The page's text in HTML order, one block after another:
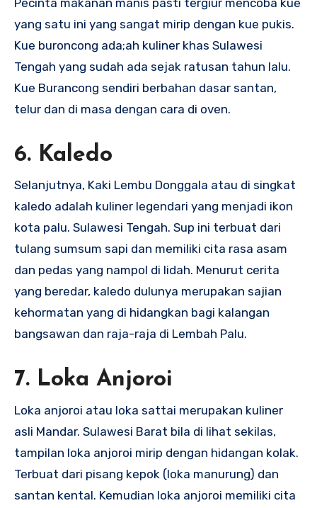
Pecinta makanan manis pasti tergiur mencoba kue
yang satu ini yang sangat mirip dengan kue pukis.
Kue buroncong ada;ah kuliner khas Sulawesi
Tengah yang sudah ada sejak ratusan tahun lalu.
Kue Burancong sendiri berbahan dasar santan,
telur dan di masa dengan cara di oven.
6. Kaledo
Selanjutnya, Kaki Lembu Donggala atau di singkat
kaledo adalah kuliner legendari yang menjadi ikon
kota palu. Sulawesi Tengah. Sup ini terbuat dari
tulang sumsum sapi dan memiliki cita rasa asam
dan pedas yang nampol di lidah. Menurut cerita
yang beredar, kaledo dulunya merupakan sajian
kehormatan yang di hidangkan bagi kalangan
bangsawan dan raja-raja di Lembah Palu.
7. Loka Anjoroi
Loka anjoroi atau loka sattai merupakan kuliner
asli Mandar. Sulawesi Barat bila di lihat sekilas,
tampilan loka anjoroi mirip dengan hidangan kolak.
Terbuat dari pisang kepok (loka manurung) dan
santan kental. Kemudian loka anjoroi memiliki cita